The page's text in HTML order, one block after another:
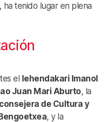
, ha tenido lugar en plena
el lehendakari Imanol
Juan Mari Aburto, la
de Cultura y
, y la